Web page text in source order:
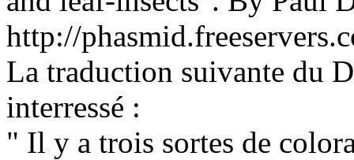
http://
La traduction suivante du
interressé :
" Il y a trois sortes de